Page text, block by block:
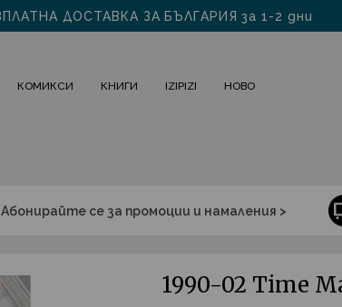
посетете ни в София на "ШИШМАН" 31
КОМИКСИ КНИГИ IZIPIZI НОВО
Абонирайте се за промоции и намаления >
1990-02 Time